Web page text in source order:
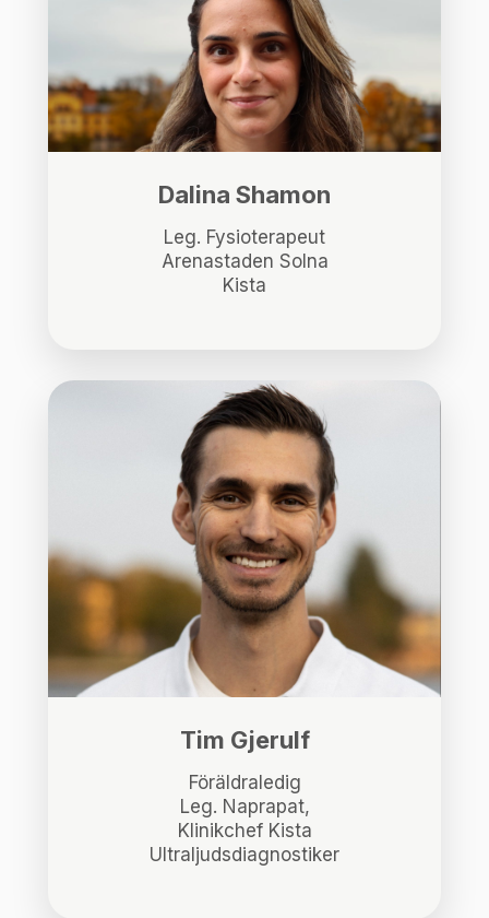
Dalina Shamon
Leg. Fysioterapeut
Arenastaden Solna
Kista
Tim Gjerulf
Föräldraledig
Leg. Naprapat,
Klinikchef Kista
Ultraljudsdiagnostiker